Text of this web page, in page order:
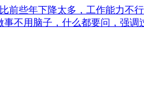
前些年下降太多，工作能力不
不用脑子，什么都要问，强